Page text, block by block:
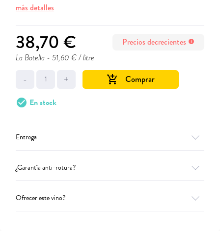
más detalles
38,70 € Precios decrecientes info
La Botella - 51,60 € / litre
- + add_shopping_cart Comprar
check_circle En stock
Entrega
¿Garantía anti-rotura?
Ofrecer este vino?